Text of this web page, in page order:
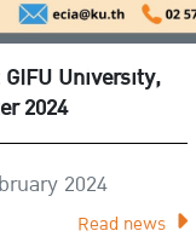
University,
2024
2024
Read news